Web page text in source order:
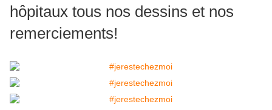
hôpitaux tous nos dessins et nos
remerciements!